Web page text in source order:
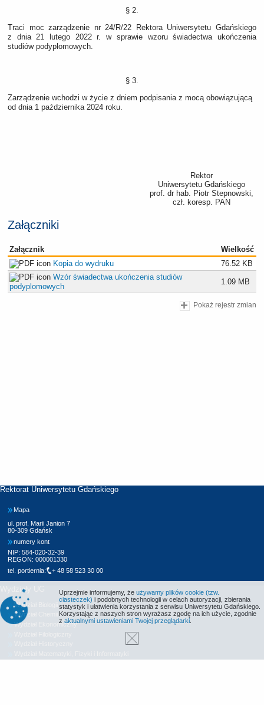
§ 2.
Traci moc zarządzenie nr 24/R/22 Rektora Uniwersytetu Gdańskiego
z dnia 21 lutego 2022 r. w sprawie wzoru świadectwa ukończenia
studiów podyplomowych.
§ 3.
Zarządzenie wchodzi w życie z dniem podpisania z mocą obowiązującą
od dnia 1 października 2024 roku.
Rektor
Uniwersytetu Gdańskiego
prof. dr hab. Piotr Stepnowski,
czł. koresp. PAN
Załączniki
Załącznik
Wielkość
Kopia do wydruku
76.52 KB
Wzór świadectwa ukończenia studiów
podyplomowych
1.09 MB
Pokaż rejestr zmian
Rektorat Uniwersytetu Gdańskiego
Mapa
ul. prof. Marii Janion 7
80-309 Gdańsk
numery kont
NIP: 584-020-32-39
REGON: 000001330
tel. portiernia:
+ 48 58 523 30 00
Wydziały UG
Wydział Biologii
Wydział Chemii
Wydział Ekonomiczny
Uprzejmie informujemy, że używamy plików cookie (tzw.
ciasteczek) i podobnych technologii w celach autoryzacji, zbierania
statystyk i ułatwienia korzystania z serwisu Uniwersytetu Gdańskiego.
Korzystając z naszych stron wyrażasz zgodę na ich użycie, zgodnie
z aktualnymi ustawieniami Twojej przeglądarki